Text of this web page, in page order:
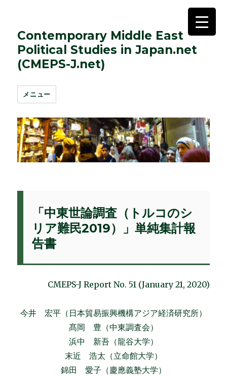
Contemporary Middle East
Political Studies in Japan.net
(CMEPS-J.net)
メニュー
「中東世論調査（トルコのシ
リア難民2019）」単純集計報
告書
CMEPS-J Report No. 51 (January 21, 2020)
今井 宏平（日本貿易振興機構アジア経済研究所）
髙岡 豊（中東調査会）
浜中 新吾（龍谷大学）
末近 浩太（立命館大学）
錦田 愛子（慶應義塾大学）